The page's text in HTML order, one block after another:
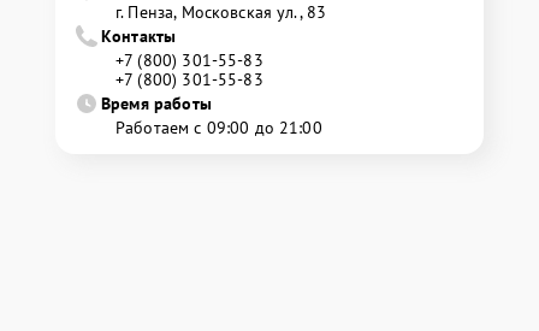
г. Пенза, Московская ул., 83
Контакты
+7 (800) 301-55-83
+7 (800) 301-55-83
Время работы
Работаем с 09:00 до 21:00